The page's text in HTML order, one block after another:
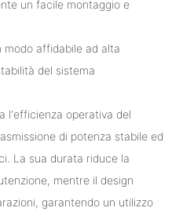
un facile montaggio e
affidabile ad alta
del sistema
l'efficienza operativa del
di potenza stabile ed
La sua durata riduce la
mentre il design
garantendo un utilizzo